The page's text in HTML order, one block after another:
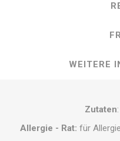
WEITERE
Zutaten
Allergie - Rat: für